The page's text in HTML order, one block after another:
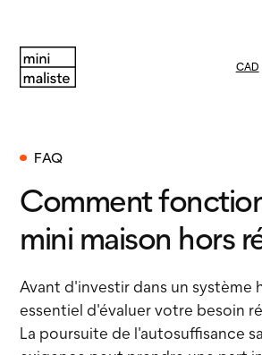
CAD
FAQ
Comment
mini maison hors
Avant d'investir dans un système
essentiel d'évaluer votre besoin
La poursuite de l'autosuffisance